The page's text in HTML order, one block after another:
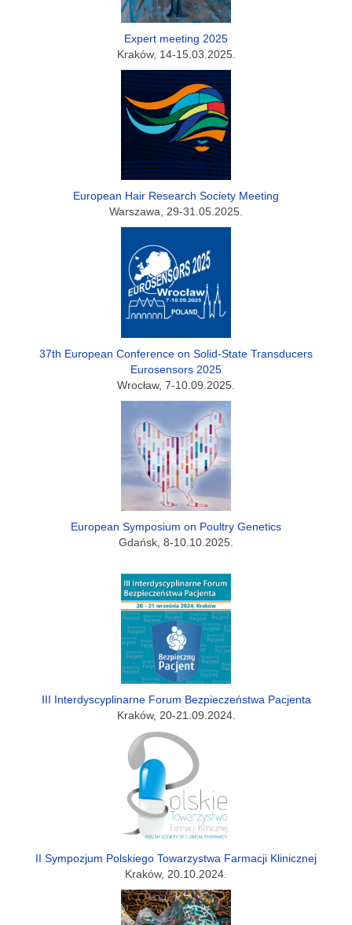
Expert meeting 2025
Kraków, 14-15.03.2025.
European Hair Research Society Meeting
Warszawa, 29-31.05.2025.
37th European Conference on Solid-State Transducers
Eurosensors 2025
Wrocław, 7-10.09.2025.
European Symposium on Poultry Genetics
Gdańsk, 8-10.10.2025.
III Interdyscyplinarne Forum Bezpieczeństwa Pacjenta
Kraków, 20-21.09.2024.
II Sympozjum Polskiego Towarzystwa Farmacji Klinicznej
Kraków, 20.10.2024.